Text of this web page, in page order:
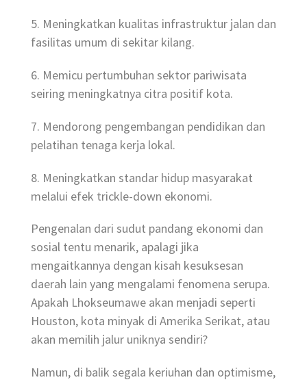
5. Meningkatkan kualitas infrastruktur jalan dan
fasilitas umum di sekitar kilang.
6. Memicu pertumbuhan sektor pariwisata
seiring meningkatnya citra positif kota.
7. Mendorong pengembangan pendidikan dan
pelatihan tenaga kerja lokal.
8. Meningkatkan standar hidup masyarakat
melalui efek trickle-down ekonomi.
Pengenalan dari sudut pandang ekonomi dan
sosial tentu menarik, apalagi jika
mengaitkannya dengan kisah kesuksesan
daerah lain yang mengalami fenomena serupa.
Apakah Lhokseumawe akan menjadi seperti
Houston, kota minyak di Amerika Serikat, atau
akan memilih jalur uniknya sendiri?
Namun, di balik segala keriuhan dan optimisme,